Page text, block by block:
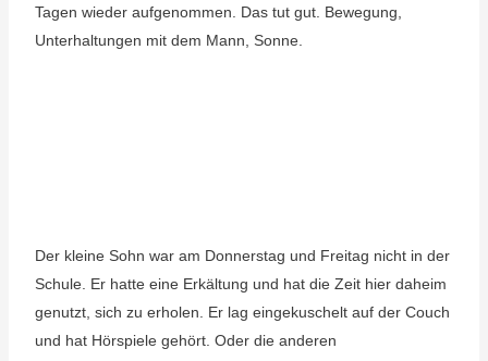
Tagen wieder aufgenommen. Das tut gut. Bewegung,
Unterhaltungen mit dem Mann, Sonne.
Der kleine Sohn war am Donnerstag und Freitag nicht in der
Schule. Er hatte eine Erkältung und hat die Zeit hier daheim
genutzt, sich zu erholen. Er lag eingekuschelt auf der Couch
und hat Hörspiele gehört. Oder die anderen